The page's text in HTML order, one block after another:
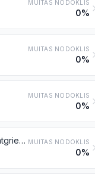
MUITAS NODOKLIS
0%
MUITAS NODOKLIS
0%
MUITAS NODOKLIS
0%
Dārgmetālu vai ar dārgmetālu plaķētu metālu atgriezumi un lūžņi; citādi atgriezumi un lūžņi, kas satur dārgmetālus vai dārgmetālu savienojumus un kurus izmanto galvenokārt dārgmetālu reģenerēšanai, izņemot preces, kas minētas pozīcijā 8549 MUITAS NODOKLIS
0%